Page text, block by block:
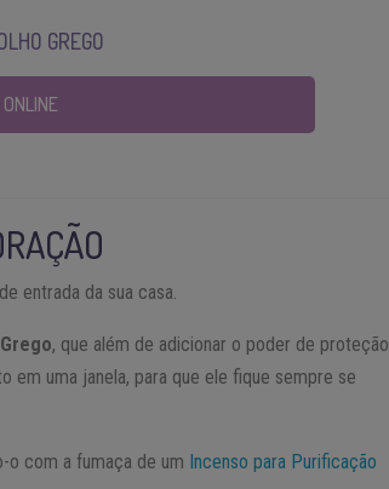
GREGO
entrada da sua casa.
, que além de adicionar o poder de proteção
em uma janela, para que ele fique sempre se
o com a fumaça de um Incenso para Purificação